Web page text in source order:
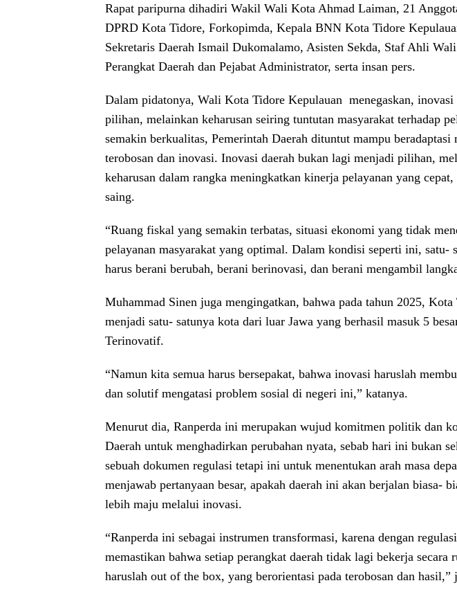
Rapat paripurna dihadiri Wakil Wali Kota Ahmad Laiman, 21
DPRD Kota Tidore, Forkopimda, Kepala BNN Kota Tidore
Sekretaris Daerah Ismail Dukomalamo, Asisten Sekda, Staf Ahli
Perangkat Daerah dan Pejabat Administrator, serta insan pers.
Dalam pidatonya, Wali Kota Tidore Kepulauan menegaskan, inovasi
pilihan, melainkan keharusan seiring tuntutan masyarakat terhadap
semakin berkualitas, Pemerintah Daerah dituntut mampu beradaptasi
terobosan dan inovasi. Inovasi daerah bukan lagi menjadi pilihan,
keharusan dalam rangka meningkatkan kinerja pelayanan yang
saing.
“Ruang fiskal yang semakin terbatas, situasi ekonomi yang tidak
pelayanan masyarakat yang optimal. Dalam kondisi seperti ini, satu-
harus berani berubah, berani berinovasi, dan berani mengambil
Muhammad Sinen juga mengingatkan, bahwa pada tahun 2025,
menjadi satu- satunya kota dari luar Jawa yang berhasil masuk 5
Terinovatif.
“Namun kita semua harus bersepakat, bahwa inovasi haruslah
dan solutif mengatasi problem sosial di negeri ini,” katanya.
Menurut dia, Ranperda ini merupakan wujud komitmen politik dan
Daerah untuk menghadirkan perubahan nyata, sebab hari ini bukan
sebuah dokumen regulasi tetapi ini untuk menentukan arah masa
menjawab pertanyaan besar, apakah daerah ini akan berjalan biasa-
lebih maju melalui inovasi.
“Ranperda ini sebagai instrumen transformasi, karena dengan
memastikan bahwa setiap perangkat daerah tidak lagi bekerja secara
haruslah out of the box, yang berorientasi pada terobosan dan hasil,”